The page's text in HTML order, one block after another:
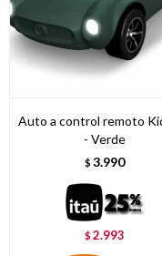
Auto a control remoto
- Verde
$ 3.990
$2.993